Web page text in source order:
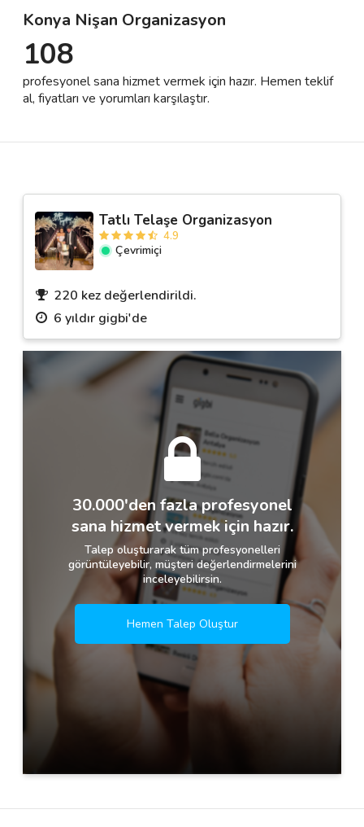
Destek
İletişim
Konya Nişan Organizasyon
108
profesyonel sana hizmet vermek için hazır. Hemen teklif
al, fiyatları ve yorumları karşılaştır.
Tatlı Telaşe Organizasyon
4.9
Çevrimiçi
220 kez değerlendirildi.
6 yıldır gigbi'de
30.000'den fazla profesyonel
sana hizmet vermek için hazır.
Talep oluşturarak tüm profesyonelleri
görüntüleyebilir, müşteri değerlendirmelerini
inceleyebilirsin.
Hemen Talep Oluştur